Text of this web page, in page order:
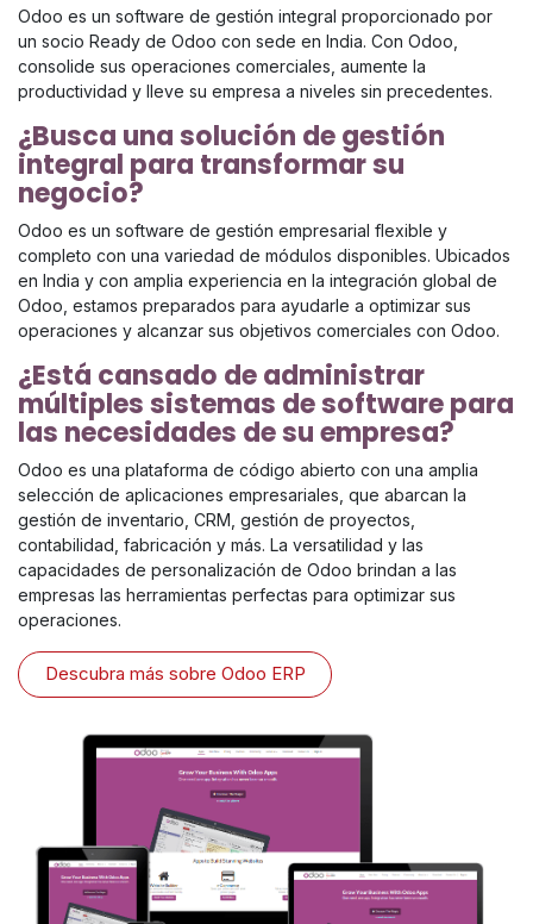
Odoo es un software de gestión integral proporcionado por
un socio Ready de Odoo con sede en India. Con Odoo,
consolide sus operaciones comerciales, aumente la
productividad y lleve su empresa a niveles sin precedentes.
¿Busca una solución de gestión
integral para transformar su
negocio?
Odoo es un software de gestión empresarial flexible y
completo con una variedad de módulos disponibles. Ubicados
en India y con amplia experiencia en la integración global de
Odoo, estamos preparados para ayudarle a optimizar sus
operaciones y alcanzar sus objetivos comerciales con Odoo.
¿Está cansado de administrar
múltiples sistemas de software para
las necesidades de su empresa?
Odoo es una plataforma de código abierto con una amplia
selección de aplicaciones empresariales, que abarcan la
gestión de inventario, CRM, gestión de proyectos,
contabilidad, fabricación y más. La versatilidad y las
capacidades de personalización de Odoo brindan a las
empresas las herramientas perfectas para optimizar sus
operaciones.
Descubra más sobre Odoo ERP